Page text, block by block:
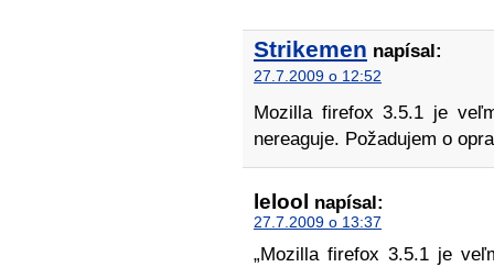
Strikemen napísal:
27.7.2009 o 12:52
Mozilla firefox 3.5.1 je
nereaguje. Požadujem o
lelool napísal:
27.7.2009 o 13:37
„Mozilla firefox 3.5.1 je